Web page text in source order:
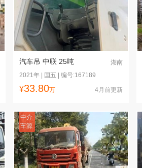
汽车吊 中联 25吨
湖南
2021年 | 国五 | 编号:167189
¥33.80万 4月前更新
中介
车源